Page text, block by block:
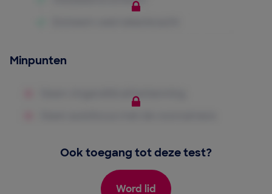
Minpunten
Ook toegang tot deze test?
Word lid